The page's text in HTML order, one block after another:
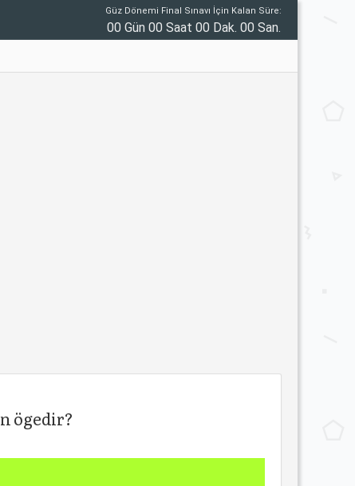
Güz Dönemi Final Sınavı İçin Kalan Süre:
00 Gün 00 Saat 00 Dak. 00 San.
ögedir?